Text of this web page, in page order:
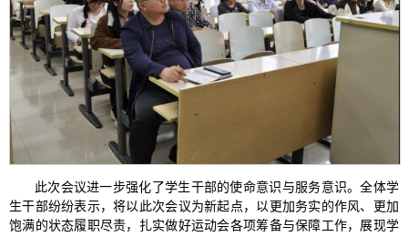
此次会议进一步强化了学生干部的使命意识与服务意识。全体学
生干部纷纷表示，将以此次会议为新起点，以更加务实的作风、更加
饱满的状态履职尽责，扎实做好运动会各项筹备与保障工作，展现学